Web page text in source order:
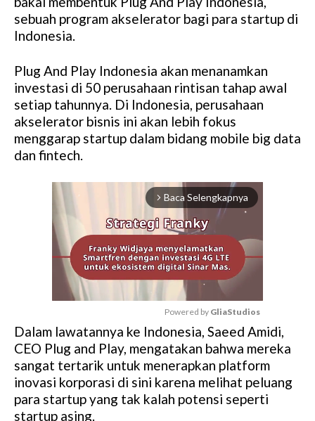
sebuah program akselerator bagi para startup di
Indonesia.
Plug And Play Indonesia akan menanamkan
investasi di 50 perusahaan rintisan tahap awal
setiap tahunnya. Di Indonesia, perusahaan
akselerator bisnis ini akan lebih fokus
menggarap startup dalam bidang mobile big data
dan fintech.
arrow_forward_ios Baca Selengkapnya
M
u
t
e
Powered by GliaStudios
Dalam lawatannya ke Indonesia, Saeed Amidi,
CEO Plug and Play, mengatakan bahwa mereka
sangat tertarik untuk menerapkan platform
inovasi korporasi di sini karena melihat peluang
para startup yang tak kalah potensi seperti
startup asing.